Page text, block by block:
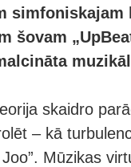
simfoniskajam
šovam
skaidro
– kā
Mūzikas